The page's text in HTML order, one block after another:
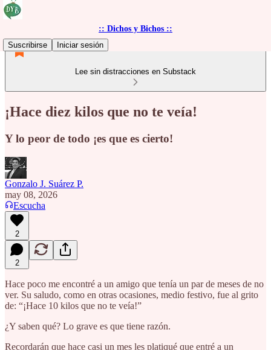
:: Dichos y Bichos ::
Suscribirse
Iniciar sesión
Lee sin distracciones en Substack
¡Hace diez kilos que no te veía!
Y lo peor de todo ¡es que es cierto!
Gonzalo J. Suárez P.
may 08, 2026
Escucha
2
2
Hace poco me encontré a un amigo que tenía un par de meses de no
ver. Su saludo, como en otras ocasiones, medio festivo, fue al grito
de: “¡Hace 10 kilos que no te veía!”
¿Y saben qué? Lo grave es que tiene razón.
Recordarán que hace casi un mes les platiqué que entré a un